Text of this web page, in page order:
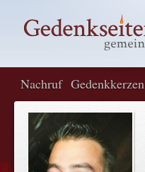
Nachruf Gedenkkerzen